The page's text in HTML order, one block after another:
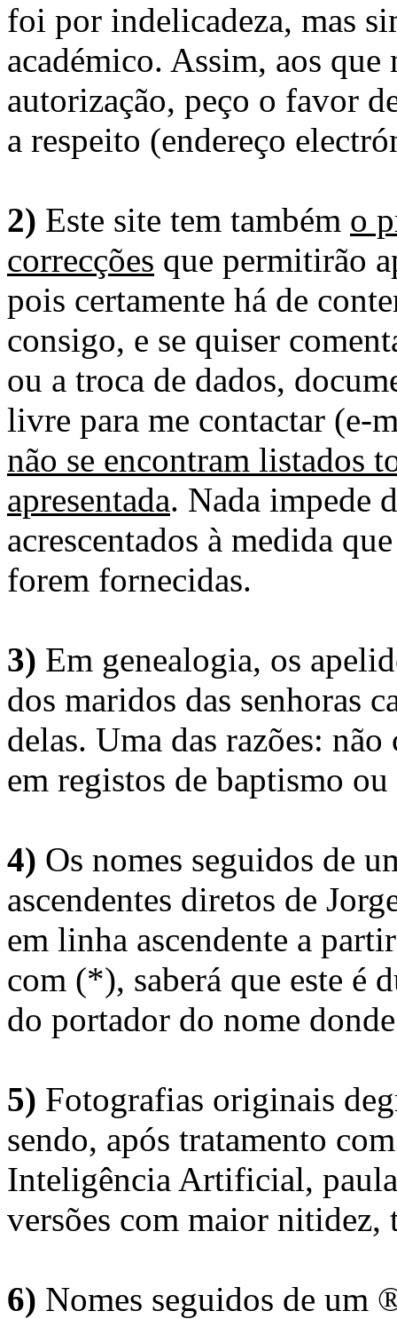
foi por indelicadeza, mas
académico. Assim, aos
autorização, peço o favor
a respeito (endereço
2) Este site tem também o
correcções que permitirão
pois certamente há de
consigo, e se quiser
ou a troca de dados,
livre para me contactar (e-
não se encontram listados
apresentada. Nada impede
acrescentados à medida
forem fornecidas.
3) Em genealogia, os
dos maridos das senhoras
delas. Uma das razões:
em registos de baptismo
4) Os nomes seguidos de
ascendentes diretos de
em linha ascendente a
com (*), saberá que este é
do portador do nome
5) Fotografias originais
sendo, após tratamento
Inteligência Artificial,
versões com maior nitidez,
6) Nomes seguidos de um